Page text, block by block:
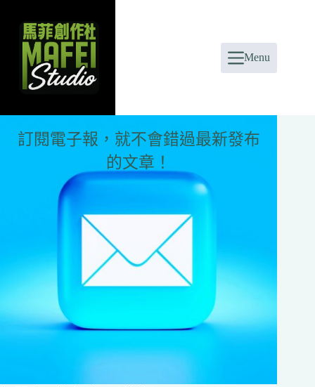
content
Menu
訂閱電子報，就不會錯過最新發布
的文章！